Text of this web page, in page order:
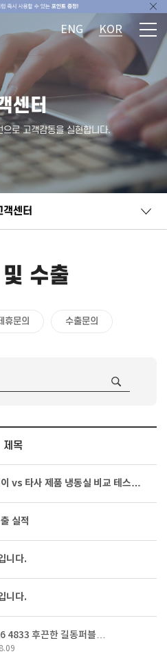
ENG KOR
센터
로 고객감동을 실현합니다.
객센터
수출
휴문의 수출문의
제목
vs 타사 제품 냉동실 비교 테스…
실적
니다.
니다.
4833 후끈한 길동퍼블…